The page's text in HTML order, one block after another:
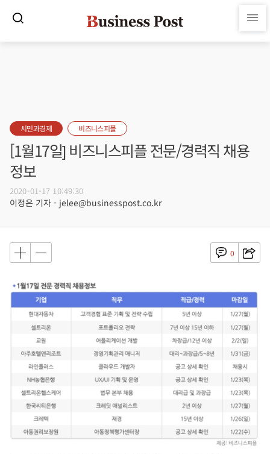
시민과경제 비즈니스피플
[1월17일] 비즈니스피플 전문/경력직 채용
정보
2020-01-17 10:49:30
이정은 기자 - jelee@businesspost.co.kr
0